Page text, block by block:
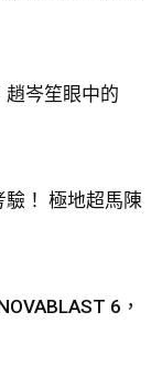
岑笙眼中的
！ 極地超馬陳
6，